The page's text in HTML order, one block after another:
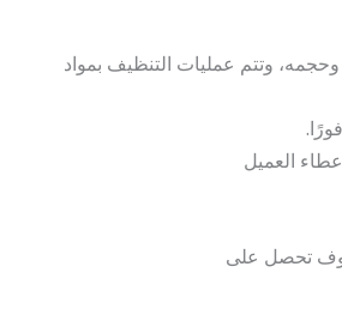
وتتم عمليات التنظيف بمواد
العميل
تحصل على